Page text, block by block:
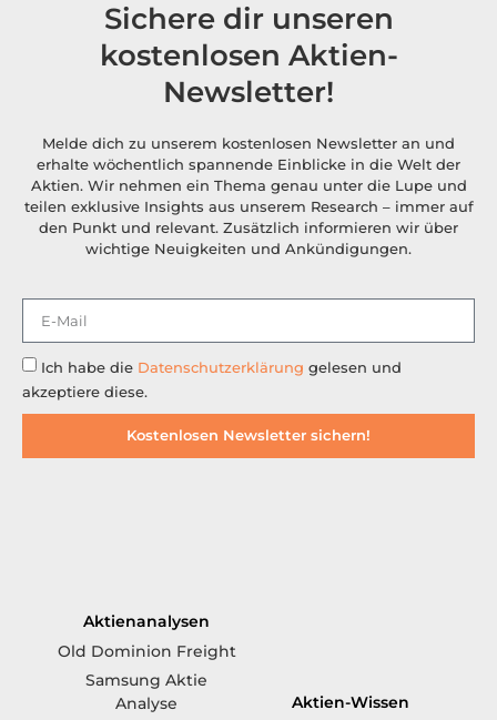
Sichere dir unseren
kostenlosen Aktien-
Newsletter!
Melde dich zu unserem kostenlosen Newsletter an und
erhalte wöchentlich spannende Einblicke in die Welt der
Aktien. Wir nehmen ein Thema genau unter die Lupe und
teilen exklusive Insights aus unserem Research – immer auf
den Punkt und relevant. Zusätzlich informieren wir über
wichtige Neuigkeiten und Ankündigungen.
Ich habe die Datenschutzerklärung gelesen und
akzeptiere diese.
Kostenlosen Newsletter sichern!
Aktienanalysen
Old Dominion Freight
Samsung Aktie
Analyse
Aktien-Wissen